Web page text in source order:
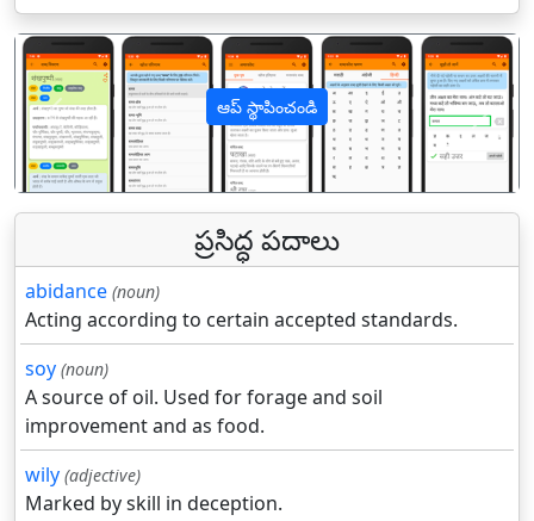
ఆప్ స్థాపించండి
पिछला
ప్రసిద్ధ పదాలు
abidance (noun)
Acting according to certain accepted standards.
soy (noun)
A source of oil. Used for forage and soil
improvement and as food.
wily (adjective)
Marked by skill in deception.